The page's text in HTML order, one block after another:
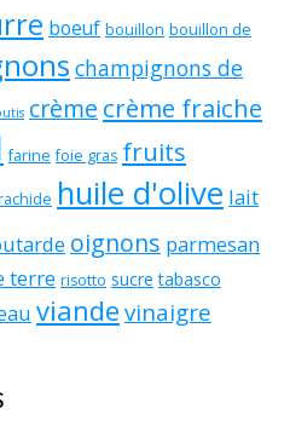
boeuf bouillon bouillon de
champignons de
crème crème fraiche
farine foie gras fruits
huile d'olive lait
oignons parmesan
terre risotto sucre tabasco
viande vinaigre